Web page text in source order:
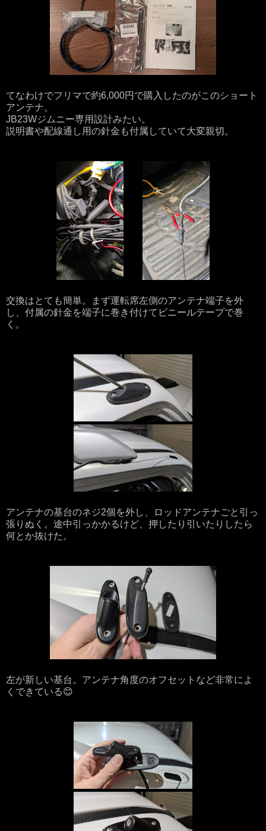
てなわけでフリマで約6,000円で購入したのがこのショート
アンテナ。
JB23Wジムニー専用設計みたい。
説明書や配線通し用の針金も付属していて大変親切。
交換はとても簡単。まず運転席左側のアンテナ端子を外
し、付属の針金を端子に巻き付けてビニールテープで巻
く。
アンテナの基台のネジ2個を外し、ロッドアンテナごと引っ
張りぬく。途中引っかかるけど、押したり引いたりしたら
何とか抜けた。
左が新しい基台。アンテナ角度のオフセットなど非常によ
くできている😊